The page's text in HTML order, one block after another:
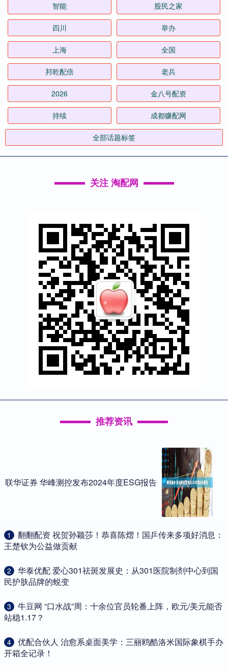
智能 股民之家
四川 举办
上海 全国
邦乾配倍 老兵
2026 金八号配资
持续 成都赚配网
全部话题标签
关注 淘配网
推荐资讯
联华证券 华峰测控发布2024年度ESG报告
1
​翻翻配资 祝贺孙颖莎！恭喜陈熠！国乒传来多项好消息：
王楚钦为公益做贡献
2
​华泰优配 爱心301祛斑发展史：从301医院制剂中心到国
民护肤品牌的蜕变
3
​牛豆网 “口水战”周：十余位官员轮番上阵，欧元/美元能否
站稳1.17？
4
​优配合伙人 治愈系桌面美学：三丽鸥酷洛米国际象棋手办
开箱全记录！